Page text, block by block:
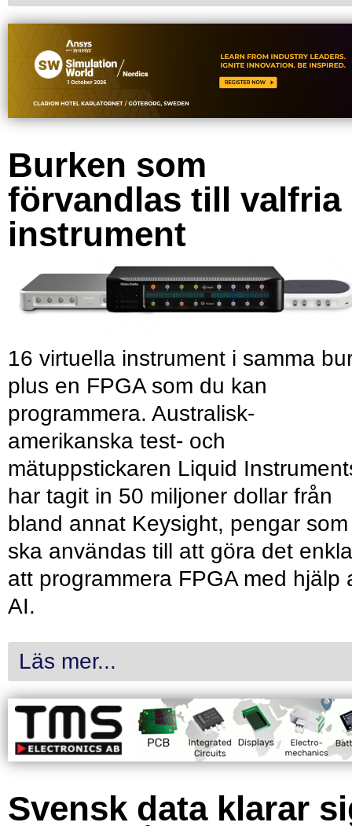
Burken som
förvandlas till valfria
instrument
16 virtuella instrument i samma
plus en FPGA som du kan
programmera. Australisk-
amerikanska test- och
mätuppstickaren Liquid
har tagit in 50 miljoner dollar från
bland annat Keysight, pengar som
ska användas till att göra det
att programmera FPGA med hjälp
AI.
Läs mer...
Svensk data klarar